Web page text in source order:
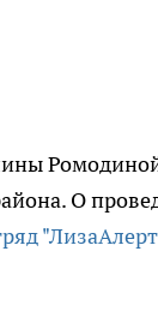
О